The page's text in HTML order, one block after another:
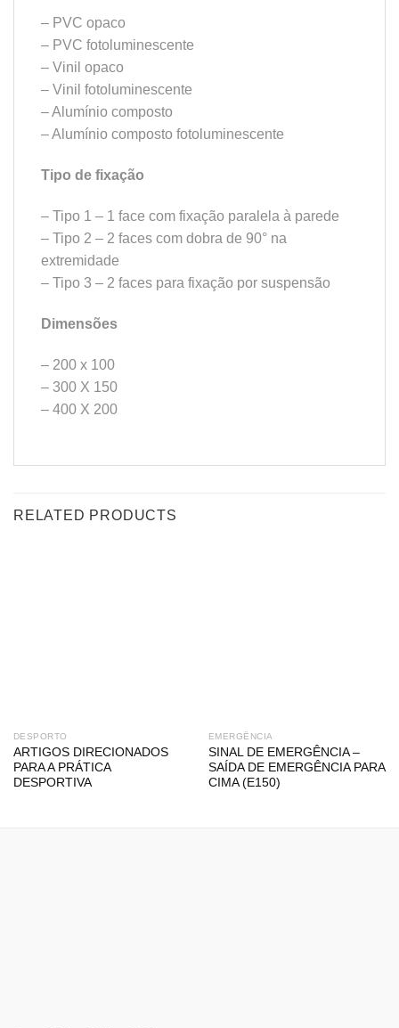
– PVC opaco
– PVC fotoluminescente
– Vinil opaco
– Vinil fotoluminescente
– Alumínio composto
– Alumínio composto fotoluminescente
Tipo de fixação
– Tipo 1 – 1 face com fixação paralela à parede
– Tipo 2 – 2 faces com dobra de 90° na
extremidade
– Tipo 3 – 2 faces para fixação por suspensão
Dimensões
– 200 x 100
– 300 X 150
– 400 X 200
RELATED PRODUCTS
DESPORTO
ARTIGOS DIRECIONADOS
PARA A PRÁTICA
DESPORTIVA
EMERGÊNCIA
SINAL DE EMERGÊNCIA –
SAÍDA DE EMERGÊNCIA PARA
CIMA (E150)